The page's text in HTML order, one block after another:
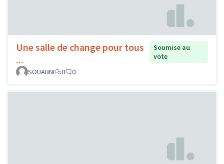
Une salle de change pour tous
...
Soumise au
vote
SOUABNI
0 0